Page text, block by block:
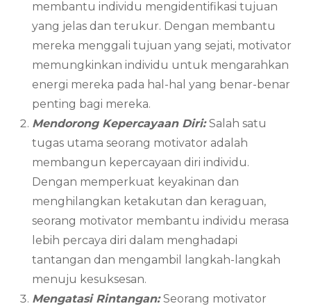
membantu individu mengidentifikasi tujuan
yang jelas dan terukur. Dengan membantu
mereka menggali tujuan yang sejati, motivator
memungkinkan individu untuk mengarahkan
energi mereka pada hal-hal yang benar-benar
penting bagi mereka.
Mendorong Kepercayaan Diri:Salah satu
tugas utama seorang motivator adalah
membangun kepercayaan diri individu.
Dengan memperkuat keyakinan dan
menghilangkan ketakutan dan keraguan,
seorang motivator membantu individu merasa
lebih percaya diri dalam menghadapi
tantangan dan mengambil langkah-langkah
menuju kesuksesan.
Mengatasi Rintangan:Seorang motivator